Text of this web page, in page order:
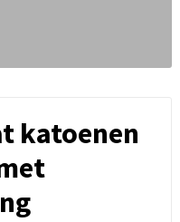
katoenen